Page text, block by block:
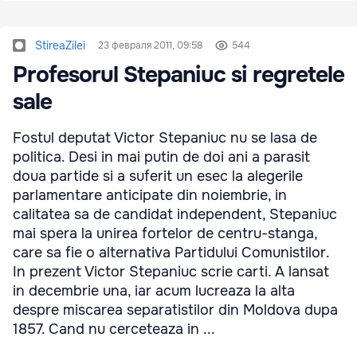
StireaZilei 23 февраля 2011, 09:58 544
Profesorul Stepaniuc si regretele
sale
Fostul deputat Victor Stepaniuc nu se lasa de
politica. Desi in mai putin de doi ani a parasit
doua partide si a suferit un esec la alegerile
parlamentare anticipate din noiembrie, in
calitatea sa de candidat independent, Stepaniuc
mai spera la unirea fortelor de centru-stanga,
care sa fie o alternativa Partidului Comunistilor.
In prezent Victor Stepaniuc scrie carti. A lansat
in decembrie una, iar acum lucreaza la alta
despre miscarea separatistilor din Moldova dupa
1857. Cand nu cerceteaza in ...